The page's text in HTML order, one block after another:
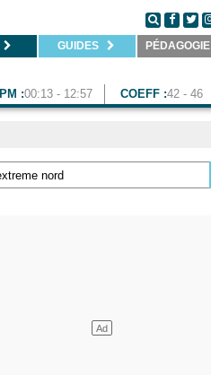
GUIDES PÉDAGOGIE
PM :00:13 - 12:57 COEFF :42 - 46